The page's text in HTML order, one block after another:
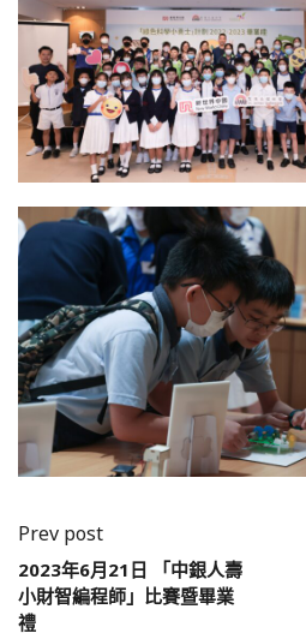
Prev post
2023年6月21日 「中銀人壽
小財智編程師」比賽暨畢業
禮